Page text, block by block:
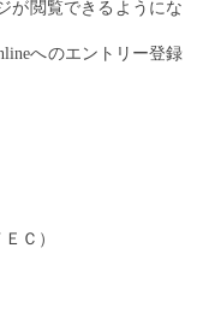
が閲覧できるようにな
へのエントリー登録
Ｃ）